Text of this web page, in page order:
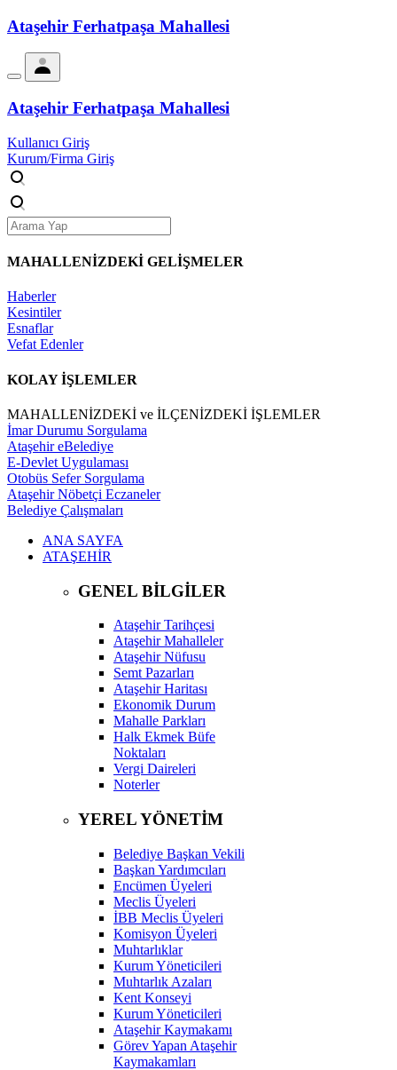
Ataşehir Ferhatpaşa Mahallesi
Ataşehir Ferhatpaşa Mahallesi
Kullanıcı Giriş
Kurum/Firma Giriş
MAHALLENİZDEKİ GELİŞMELER
Haberler
Kesintiler
Esnaflar
Vefat Edenler
KOLAY İŞLEMLER
MAHALLENİZDEKİ ve İLÇENİZDEKİ İŞLEMLER
İmar Durumu Sorgulama
Ataşehir eBelediye
E-Devlet Uygulaması
Otobüs Sefer Sorgulama
Ataşehir Nöbetçi Eczaneler
Belediye Çalışmaları
ANA SAYFA
ATAŞEHİR
GENEL BİLGİLER
Ataşehir Tarihçesi
Ataşehir Mahalleler
Ataşehir Nüfusu
Semt Pazarları
Ataşehir Haritası
Ekonomik Durum
Mahalle Parkları
Halk Ekmek Büfe
Noktaları
Vergi Daireleri
Noterler
YEREL YÖNETİM
Belediye Başkan Vekili
Başkan Yardımcıları
Encümen Üyeleri
Meclis Üyeleri
İBB Meclis Üyeleri
Komisyon Üyeleri
Muhtarlıklar
Kurum Yöneticileri
Muhtarlık Azaları
Kent Konseyi
Kurum Yöneticileri
Ataşehir Kaymakamı
Görev Yapan Ataşehir
Kaymakamları